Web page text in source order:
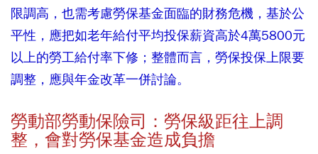
限調高，也需考慮勞保基金面臨的財務危機，基於公
平性，應把如老年給付平均投保薪資高於4萬5800元
以上的勞工給付率下修；整體而言，勞保投保上限要
調整，應與年金改革一併討論。
勞動部勞動保險司：勞保級距往上調
整，會對勞保基金造成負擔